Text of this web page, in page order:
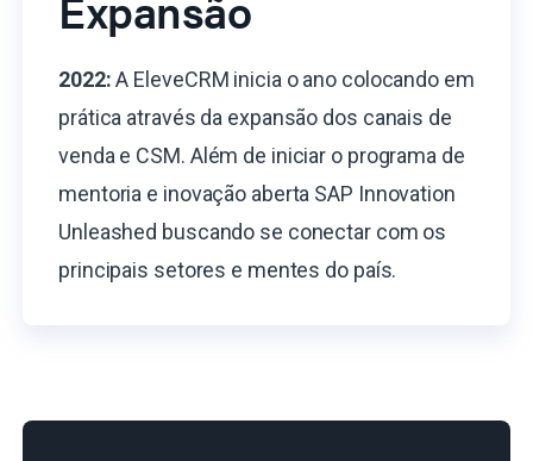
2022:A EleveCRM inicia o ano colocando em
prática através da expansão dos canais de
venda e CSM. Além de iniciar o programa de
mentoria e inovação aberta SAP Innovation
Unleashed buscando se conectar com os
principais setores e mentes do país.